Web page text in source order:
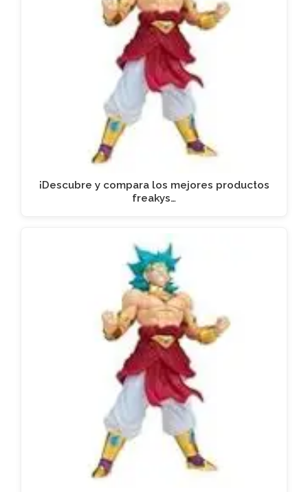
¡Descubre y compara los mejores productos
freakys…